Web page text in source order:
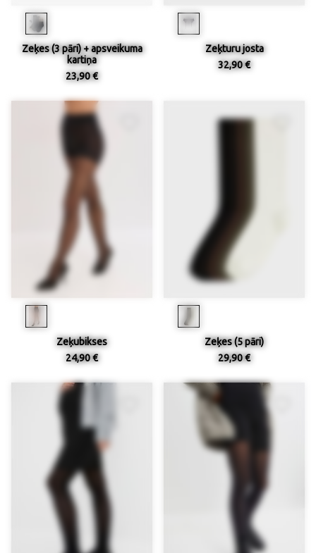
Zeķes (3 pāri) + apsveikuma
kartiņa
23,90 €
Zeķturu josta
32,90 €
Zeķubikses
24,90 €
Zeķes (5 pāri)
29,90 €